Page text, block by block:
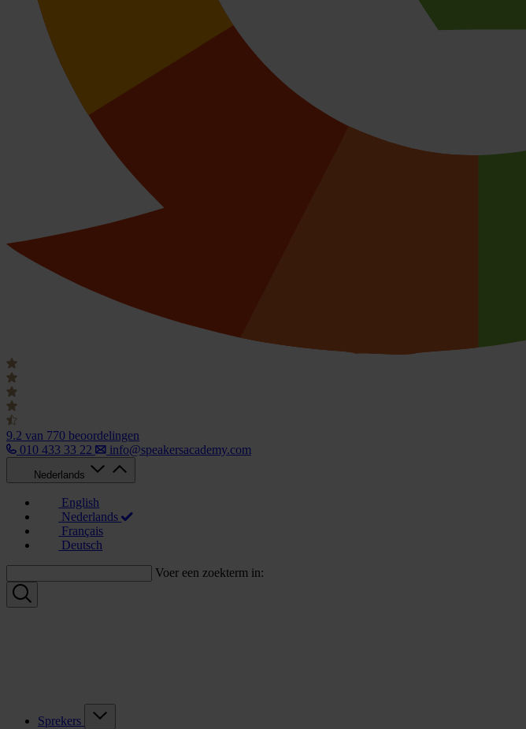
9.2 van 770 beoordelingen
010 433 33 22
info@speakersacademy.com
Nederlands
English
Nederlands
Français
Deutsch
Voer een zoekterm in:
Sprekers